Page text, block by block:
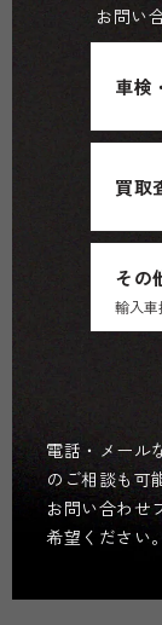
お問い
車検
買取
その
輸入
電話・メール
のご相談も可
お問い合わせ
希望ください。